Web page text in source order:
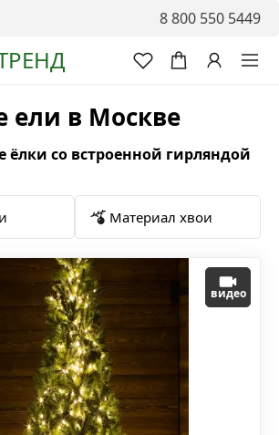
8 800 550 5449
ели в Москве
ёлки со встроенной гирляндой
Материал хвои
видео